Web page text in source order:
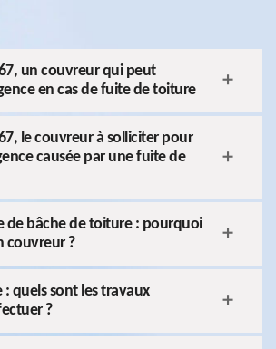
67, un couvreur qui peut
en cas de fuite de toiture
le couvreur à solliciter pour
causée par une fuite de
de bâche de toiture : pourquoi
couvreur ?
quels sont les travaux
?